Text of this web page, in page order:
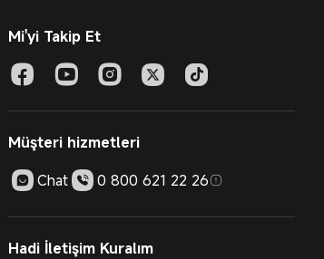
Mi'yi Takip Et
Müşteri hizmetleri
Chat
0 800 621 22 26
Hadi İletişim Kuralım